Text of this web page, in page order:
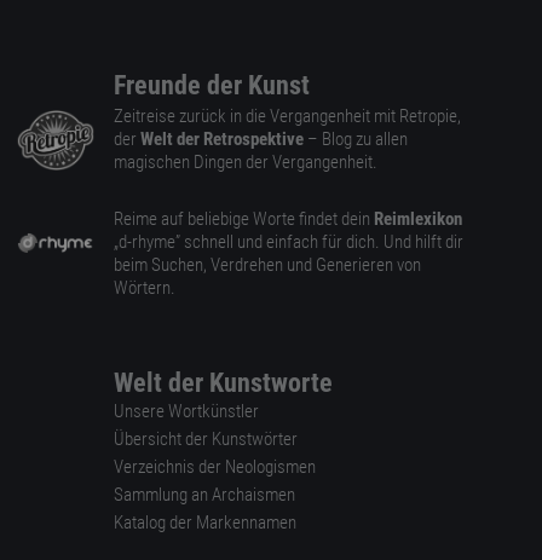
Freunde der Kunst
Zeitreise zurück in die Vergangenheit mit Retropie,
der Welt der Retrospektive – Blog zu allen
magischen Dingen der Vergangenheit.
Reime auf beliebige Worte findet dein Reimlexikon
„d-rhyme” schnell und einfach für dich. Und hilft dir
beim Suchen, Verdrehen und Generieren von
Wörtern.
Welt der Kunstworte
Unsere Wortkünstler
Übersicht der Kunstwörter
Verzeichnis der Neologismen
Sammlung an Archaismen
Katalog der Markennamen